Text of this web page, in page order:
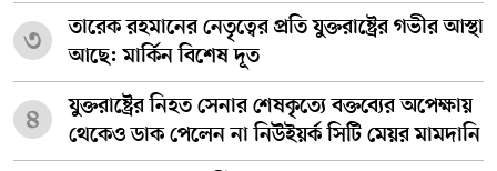
৩
তারেক রহমানের নেতৃত্বের প্রতি যুক্তরাষ্ট্রের গভীর আস্থা
আছে: মার্কিন বিশেষ দূত
৪
যুক্তরাষ্ট্রের নিহত সেনার শেষকৃত্যে বক্তব্যের অপেক্ষায়
থেকেও ডাক পেলেন না নিউইয়র্ক সিটি মেয়র মামদানি